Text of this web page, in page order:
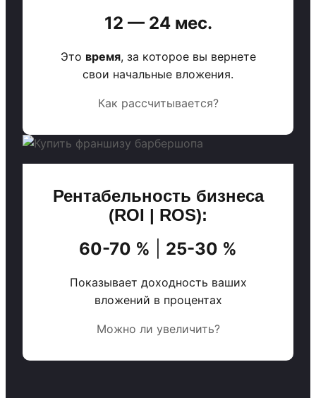
12 — 24 мес.
Это время, за которое вы вернете
свои начальные вложения.
Как рассчитывается?
Рентабельность бизнеса
(ROI | ROS):
60-70 % 25-30 %
Показывает доходность ваших
вложений в процентах
Можно ли увеличить?